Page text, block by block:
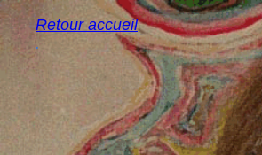
Retour accueil
.